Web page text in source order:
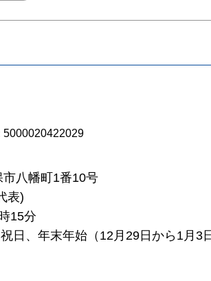
5000020422029
八幡町1番10号
表)
15分
日、年末年始（12月29日から1月3日